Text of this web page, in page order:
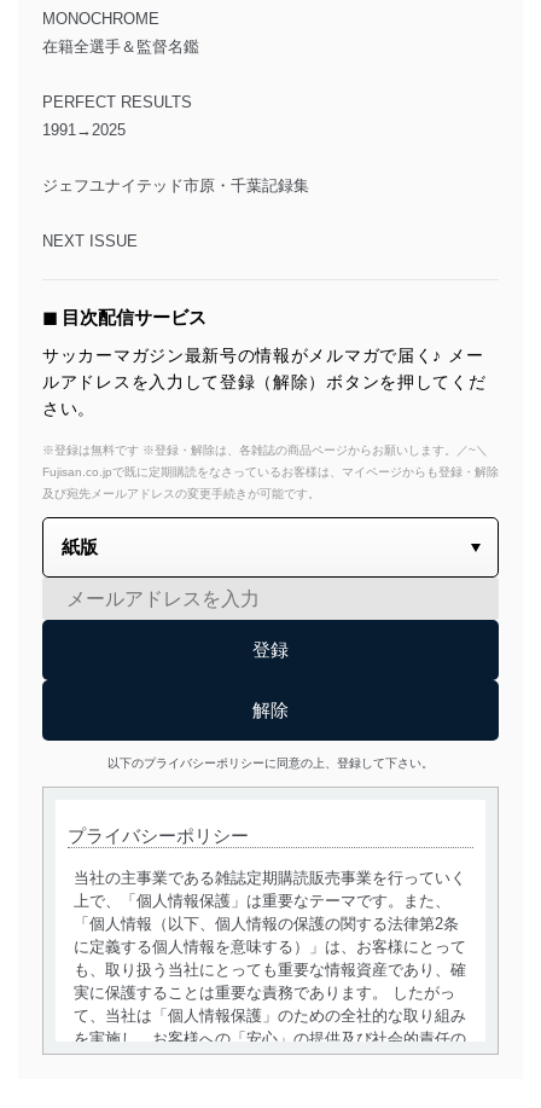
MONOCHROME
在籍全選手＆監督名鑑
PERFECT RESULTS
1991→2025
ジェフユナイテッド市原・千葉記録集
NEXT ISSUE
◼︎ 目次配信サービス
サッカーマガジン最新号の情報がメルマガで届く♪ メー
ルアドレスを入力して登録（解除）ボタンを押してくだ
さい。
※登録は無料です ※登録・解除は、各雑誌の商品ページからお願いします。／~＼
Fujisan.co.jpで既に定期購読をなさっているお客様は、マイページからも登録・解除
及び宛先メールアドレスの変更手続きが可能です。
以下のプライバシーポリシーに同意の上、登録して下さい。
プライバシーポリシー
当社の主事業である雑誌定期購読販売事業を行っていく
上で、「個人情報保護」は重要なテーマです。また、
「個人情報（以下、個人情報の保護の関する法律第2条
に定義する個人情報を意味する）」は、お客様にとって
も、取り扱う当社にとっても重要な情報資産であり、確
実に保護することは重要な責務であります。 したがっ
て、当社は「個人情報保護」のための全社的な取り組み
を実施し、お客様への「安心」の提供及び社会的責任の